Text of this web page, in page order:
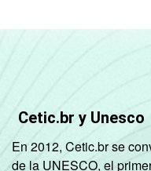
Cetic.br y Unesco
En 2012, Cetic.br se
de la UNESCO, el